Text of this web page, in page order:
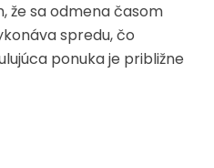
že sa odmena časom
spredu, čo
ponuka je približne